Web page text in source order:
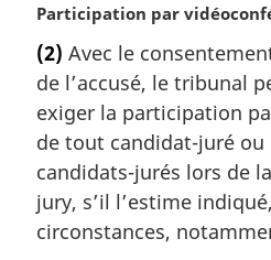
n
a
l
e
:
N
t
e
m
a
g
i
n
Participation par
(2) Avec le
de l’accusé, le tribunal
exiger la participation
de tout candidat-juré ou
candidats-jurés lors de
jury, s’il l’estime
circonstances,